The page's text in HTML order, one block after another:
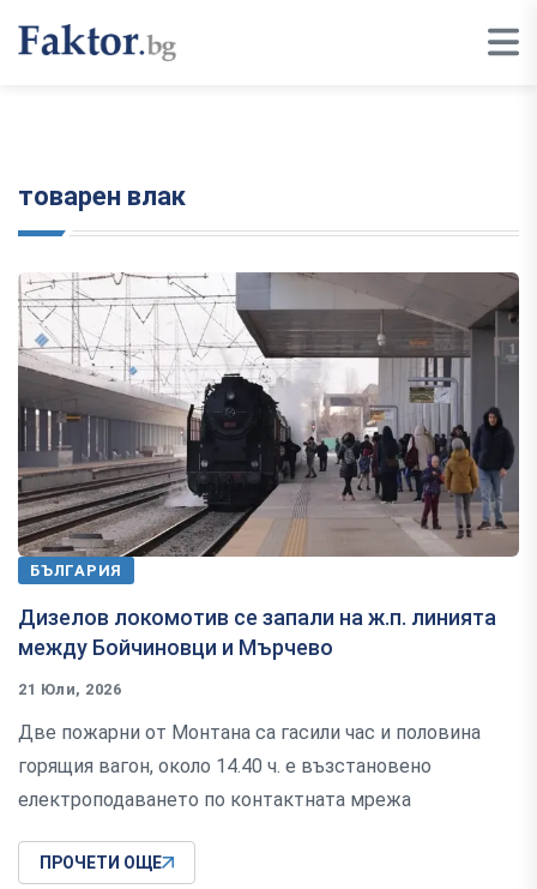
товарен влак
БЪЛГАРИЯ
Дизелов локомотив се запали на ж.п. линията
между Бойчиновци и Мърчево
21 Юли, 2026
Две пожарни от Монтана са гасили час и половина
горящия вагон, около 14.40 ч. е възстановено
електроподаването по контактната мрежа
ПРОЧЕТИ ОЩЕ